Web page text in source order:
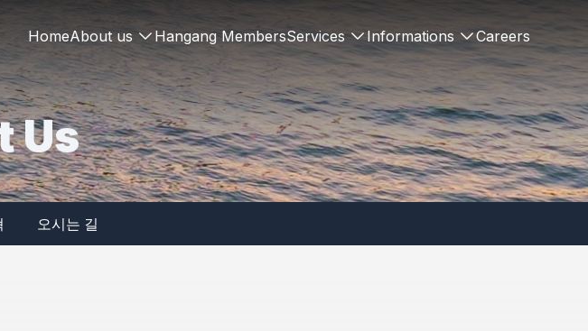
HomeAbout us Hangang MembersServices Informations Careers
Us
오시는 길